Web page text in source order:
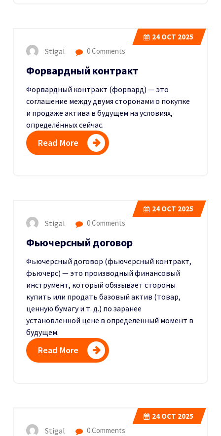
24 OCT 2025
Stigal 0 Comments
Форвардный контракт
Форвардный контракт (форвард) — это
соглашение между двумя сторонами о покупке
и продаже актива в будущем на условиях,
определённых сейчас.
Read More
24 OCT 2025
Stigal 0 Comments
Фьючерсный договор
Фьючерсный договор (фьючерсный контракт,
фьючерс) — это производный финансовый
инструмент, который обязывает стороны
купить или продать базовый актив (товар,
ценную бумагу и т. д.) по заранее
установленной цене в определённый момент в
будущем.
Read More
24 OCT 2025
Stigal 0 Comments